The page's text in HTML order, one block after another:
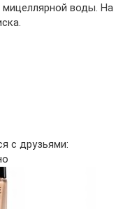
воды. На
с друзьями: